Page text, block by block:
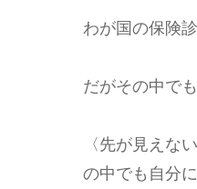
わが国の保険
だがその中で
〈先が見えな
の中でも自分